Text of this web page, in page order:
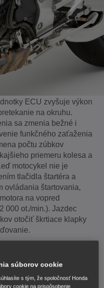
ECU zvyšuje výkon
na okruhu.
sa zmenia bežné i
funkčného zaťaženia
počtu zúbkov
priemeru kolesa a
motocykel nie je
tlačidla štartéra a
ovládania štartovania,
na vopred
000 ot./min.). Jazdec
otočiť škrtiace klapky
tlakom a smeruje
a maximálnej rýchlosti,
súborov cookie
s tým, že spoločnosť Honda
cookie na prispôsobenie